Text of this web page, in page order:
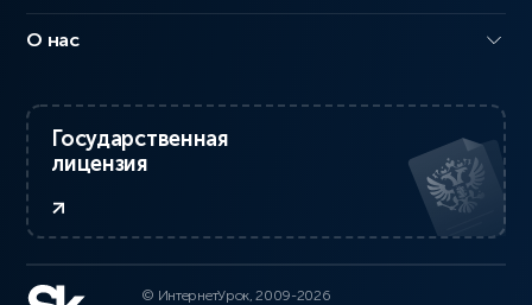
О нас
Государственная
лицензия
© ИнтернетУрок, 2009-2026